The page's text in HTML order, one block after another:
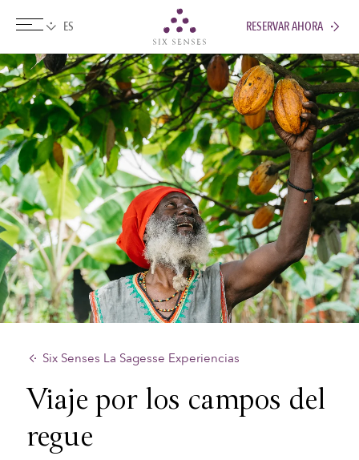
Six sensesRESERVAR AHORA
Six Senses La Sagesse Experiencias
Viaje por los campos del
regue